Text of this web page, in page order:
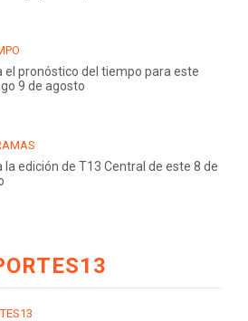
el pronóstico del tiempo para este
9 de agosto
la edición de T13 Central de este 8 de